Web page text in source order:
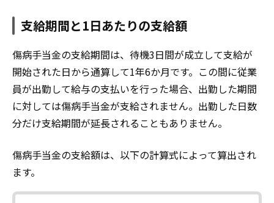
支給期間と1日あたりの支給額
傷病手当金の支給期間は、待機3日間が成立して支給が
開始された日から通算して1年6か月です。この間に従業
員が出勤して給与の支払いを行った場合、出勤した期間
に対しては傷病手当金が支給されません。出勤した日数
分だけ支給期間が延長されることもありません。
傷病手当金の支給額は、以下の計算式によって算出され
ます。